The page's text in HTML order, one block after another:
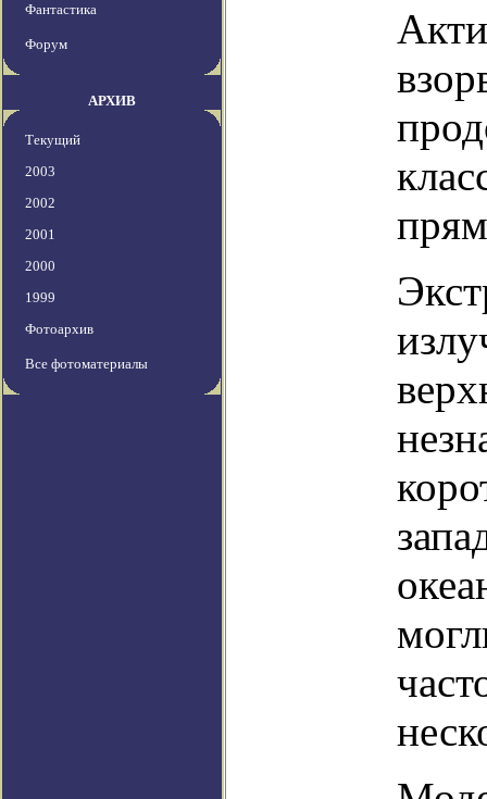
Фантастика
Форум
АРХИВ
Текущий
2003
2002
2001
2000
1999
Фотоархив
Все фотоматериалы